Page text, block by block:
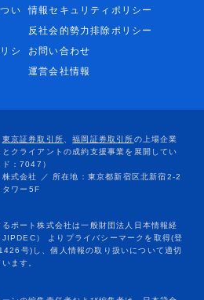
い
情報セキュリティポリシー
反社会的勢力排除ポリシー
シ
お問い合わせ
運営会社情報